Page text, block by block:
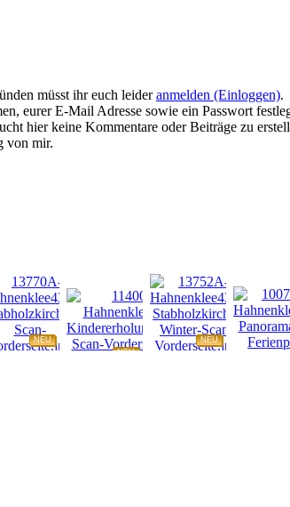
müsst ihr euch leideranmelden (Einloggen).
eurer E-Mail Adresse sowie ein Passwort
hier keine Kommentare oder Beiträge zu
von mir.
NEU
NEU
NEU